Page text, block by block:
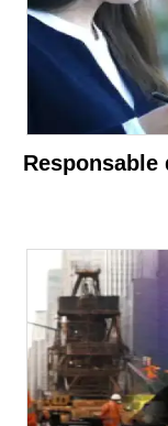
Responsable